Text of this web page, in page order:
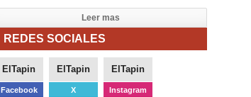
Leer mas
REDES SOCIALES
ElTapin
Facebook
ElTapin
X
ElTapin
Instagram